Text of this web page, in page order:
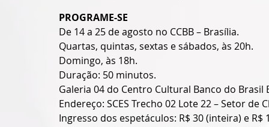
PROGRAME-SE
De 14 a 25 de agosto no CCBB – Brasília.
Quartas, quintas, sextas e sábados, às 20h.
Domingo, às 18h.
Duração: 50 minutos.
Galeria 04 do Centro Cultural Banco do Brasil
Endereço: SCES Trecho 02 Lote 22 – Setor de
Ingresso dos espetáculos: R$ 30 (inteira) e